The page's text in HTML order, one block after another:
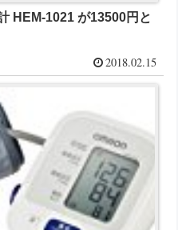
HEM-1021 が13500円と
2018.02.15